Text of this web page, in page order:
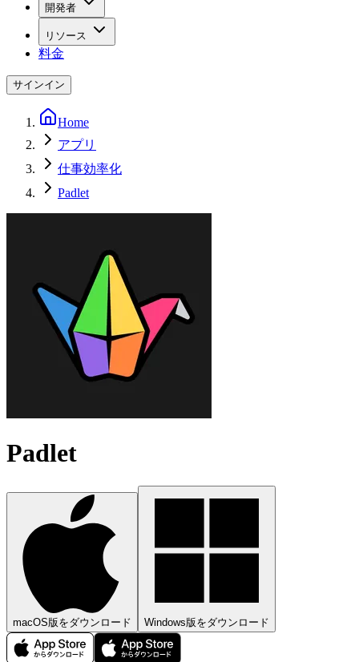
開発者
リソース
料金
サインイン
Home
アプリ
仕事効率化
Padlet
Padlet
macOS版をダウンロード Windows版をダウンロード